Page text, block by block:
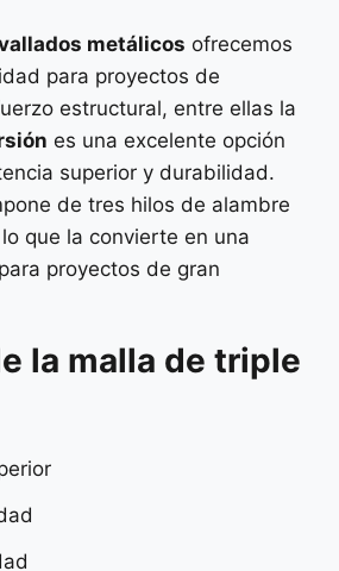
metálicos ofrecemos
para proyectos de
estructural, entre ellas la
es una excelente opción
superior y durabilidad.
de tres hilos de alambre
que la convierte en una
proyectos de gran
la malla de triple